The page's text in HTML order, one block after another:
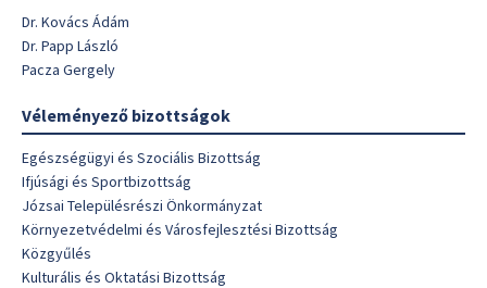
Dr. Kovács Ádám
Dr. Papp László
Pacza Gergely
Véleményező bizottságok
Egészségügyi és Szociális Bizottság
Ifjúsági és Sportbizottság
Józsai Településrészi Önkormányzat
Környezetvédelmi és Városfejlesztési Bizottság
Közgyűlés
Kulturális és Oktatási Bizottság